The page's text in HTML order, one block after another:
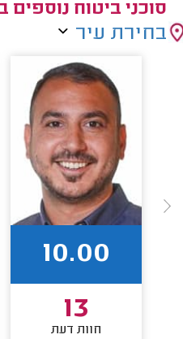
סוכני ביטוח
בחירת עיר
10.00
13
חוות דעת